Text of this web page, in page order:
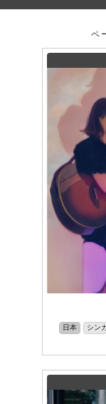
ペ
日本 シン